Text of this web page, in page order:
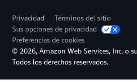
Privacidad
Términos del sitio
Sus opciones de privacidad
Preferencias de cookies
© 2026, Amazon Web Services, Inc. o
Todos los derechos reservados.